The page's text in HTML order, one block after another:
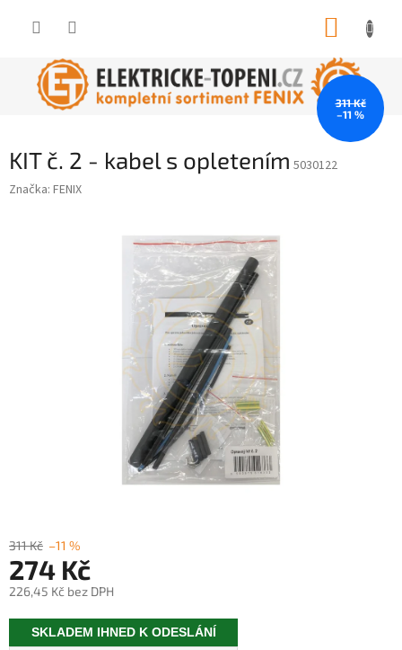
KIT č. 2 - kabel s opletením 5030122
Značka: FENIX
311 Kč
–11 %
311 Kč –11 %
274 Kč
226,45 Kč bez DPH
Měrná
cena:SKLADEM IHNED K ODESLÁNÍ